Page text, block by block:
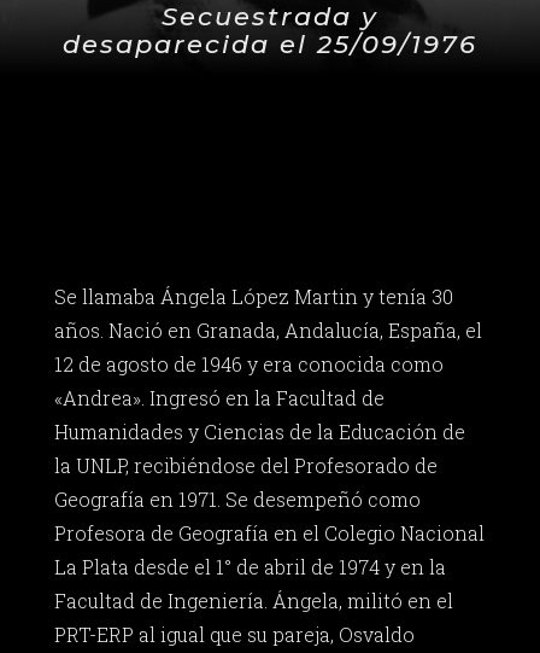
Secuestrada y
desaparecida el 25/09/1976
Se llamaba Ángela López Martin y tenía 30
años. Nació en Granada, Andalucía, España, el
12 de agosto de 1946 y era conocida como
«Andrea». Ingresó en la Facultad de
Humanidades y Ciencias de la Educación de
la UNLP, recibiéndose del Profesorado de
Geografía en 1971. Se desempeñó como
Profesora de Geografía en el Colegio Nacional
La Plata desde el 1° de abril de 1974 y en la
Facultad de Ingeniería. Ángela, militó en el
PRT-ERP al igual que su pareja, Osvaldo